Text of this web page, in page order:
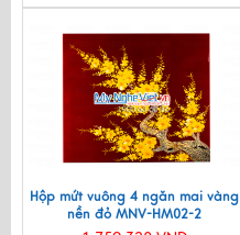
Hộp mứt vuông 4 ngăn mai vàng
nền đỏ MNV-HM02-2